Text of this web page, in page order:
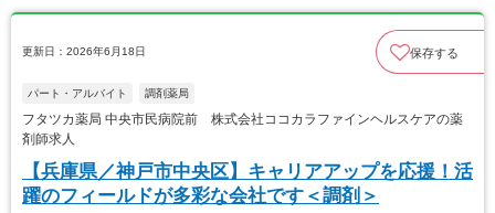
更新日：2026年6月18日 保存する
パート・アルバイト 調剤薬局
フタツカ薬局 中央市民病院前 株式会社ココカラファインヘルスケアの薬
剤師求人
【兵庫県／神戸市中央区】キャリアアップを応援！活
躍のフィールドが多彩な会社です＜調剤＞